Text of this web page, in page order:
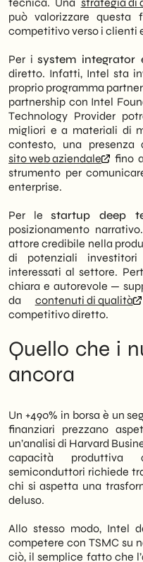
può valorizzare questa
competitivo verso i clienti
Per isystem integrator
diretto. Infatti, Intel sta
proprio programma
partnership con Intel
Technology Provider
migliori e a materiali di
contesto, una
sito web aziendale
fino
strumento per
enterprise.
Per lestartup deep
posizionamento
attore credibile nella
di potenziali
interessati al settore.
chiara e autorevole —
da contenuti di qualità
competitivo diretto.
Quello che i
ancora
Un +490% in borsa è un
finanziari prezzano
un’analisi di Harvard
capacità
semiconduttori richiede
chi si aspetta una
deluso.
Allo stesso modo, Intel
competere con TSMC su
ciò, il semplice fatto che